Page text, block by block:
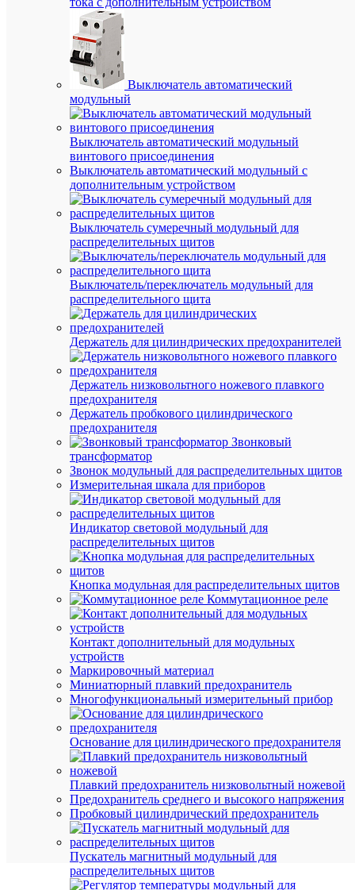
Выключатель автоматический
модульный
Выключатель автоматический модульный
винтового присоединения
Выключатель автоматический модульный с
дополнительным устройством
Выключатель сумеречный модульный для
распределительных щитов
Выключатель/переключатель модульный для
распределительного щита
Держатель для цилиндрических предохранителей
Держатель низковольтного ножевого плавкого
предохранителя
Держатель пробкового цилиндрического
предохранителя
Звонковый
трансформатор
Звонок модульный для распределительных щитов
Измерительная шкала для приборов
Индикатор световой модульный для
распределительных щитов
Кнопка модульная для распределительных щитов
Коммутационное реле
Контакт дополнительный для модульных
устройств
Маркировочный материал
Миниатюрный плавкий предохранитель
Многофункциональный измерительный прибор
Основание для цилиндрического предохранителя
Плавкий предохранитель низковольтный ножевой
Предохранитель среднего и высокого напряжения
Пробковый цилиндрический предохранитель
Пускатель магнитный модульный для
распределительных щитов
СПК
d6мм
наличии
Fortisflex
37.05
₽
/
В
К